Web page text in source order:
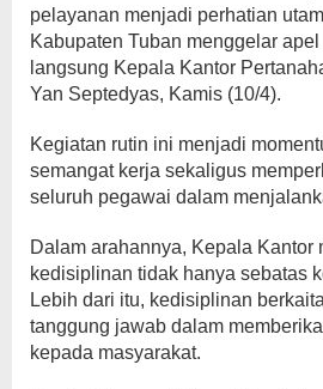
pelayanan menjadi perhatian
Kabupaten Tuban menggelar
langsung Kepala Kantor
Yan Septedyas, Kamis (10/4).
Kegiatan rutin ini menjadi
semangat kerja sekaligus
seluruh pegawai dalam
Dalam arahannya, Kepala Kantor
kedisiplinan tidak hanya sebatas
Lebih dari itu, kedisiplinan
tanggung jawab dalam
kepada masyarakat.